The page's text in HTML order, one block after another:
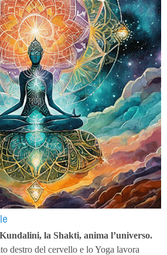
la Shakti, anima l’universo.
destro del cervello e lo Yoga lavora